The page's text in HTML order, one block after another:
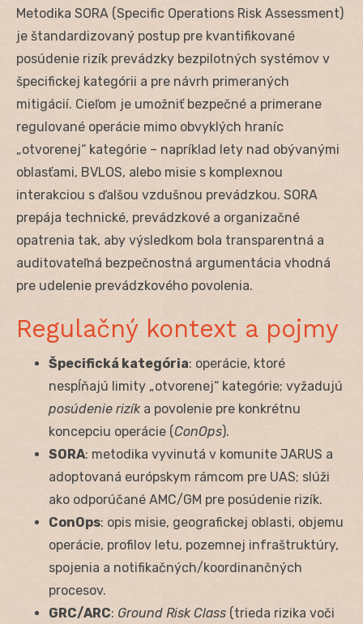
Metodika SORA (Specific Operations Risk Assessment)
je štandardizovaný postup pre kvantifikované
posúdenie rizík prevádzky bezpilotných systémov v
špecifickej kategórii a pre návrh primeraných
mitigácií. Cieľom je umožniť bezpečné a primerane
regulované operácie mimo obvyklých hraníc
„otvorenej“ kategórie – napríklad lety nad obývanými
oblasťami, BVLOS, alebo misie s komplexnou
interakciou s ďalšou vzdušnou prevádzkou. SORA
prepája technické, prevádzkové a organizačné
opatrenia tak, aby výsledkom bola transparentná a
auditovateľná bezpečnostná argumentácia vhodná
pre udelenie prevádzkového povolenia.
Regulačný kontext a pojmy
Špecifická kategória: operácie, ktoré
nespĺňajú limity „otvorenej“ kategórie; vyžadujú
posúdenie rizíka povolenie pre konkrétnu
koncepciu operácie (ConOps).
SORA: metodika vyvinutá v komunite JARUS a
adoptovaná európskym rámcom pre UAS; slúži
ako odporúčané AMC/GM pre posúdenie rizík.
ConOps: opis misie, geografickej oblasti, objemu
operácie, profilov letu, pozemnej infraštruktúry,
spojenia a notifikačných/koordinančných
procesov.
GRC/ARC: Ground Risk Class (trieda rizika voči